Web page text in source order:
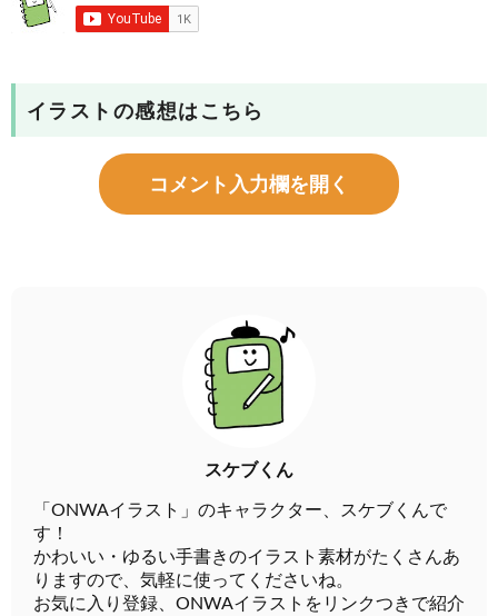
イラストの感想はこちら
コメント入力欄を開く
スケブくん
「ONWAイラスト」のキャラクター、スケブくんで
す！
かわいい・ゆるい手書きのイラスト素材がたくさんあ
りますので、気軽に使ってくださいね。
お気に入り登録、ONWAイラストをリンクつきで紹介